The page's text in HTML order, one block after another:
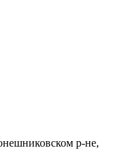
р-не,